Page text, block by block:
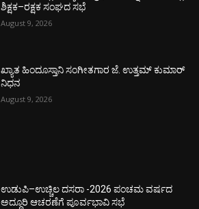
ಶಿಕ್ಷಕ–ರಕ್ಷಕ ಸಂಘದ ಸಭೆ
August 9, 2026
ಖ್ಯಾತ ಹಿಂದೂಸ್ತಾನಿ ಸಂಗೀತಗಾರ ಜೆ. ಉತ್ತಮ್ ಕುಮಾರ್
ನಿಧನ
August 9, 2026
ಉಡುಪಿ–ಉಚ್ಚಿಲ ದಸರಾ -2026 ಪಂಚಮ ವರ್ಷದ
ಅದ್ಧೂರಿ ಆಚರಣೆಗೆ ಪೂರ್ವಭಾವಿ ಸಭೆ